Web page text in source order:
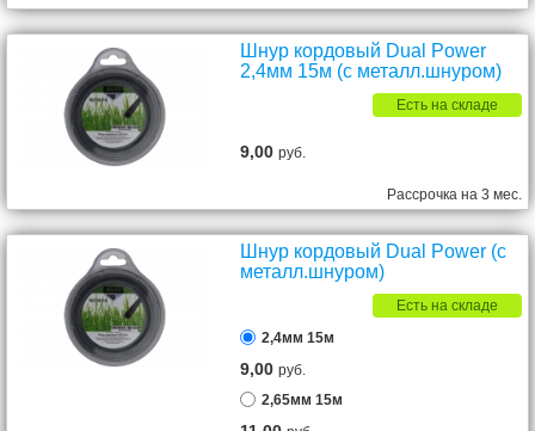
Шнур кордовый Dual Power
2,4мм 15м (с металл.шнуром)
Есть на складе
9,00руб.
Рассрочка на 3 мес.
Шнур кордовый Dual Power (с
металл.шнуром)
Есть на складе
2,4мм 15м
9,00руб.
2,65мм 15м